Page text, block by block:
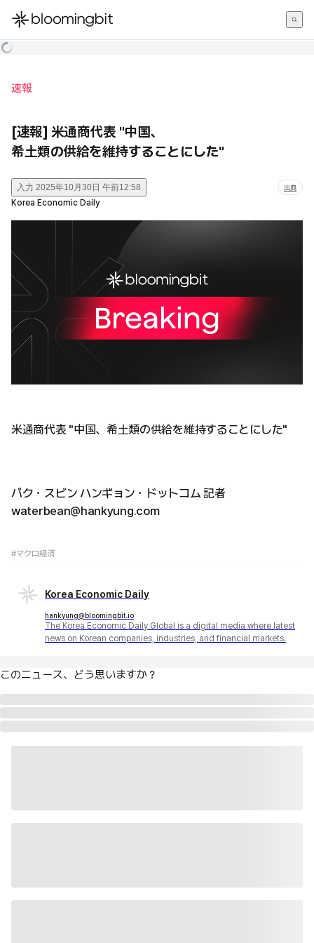
한국어
速報
[速報] 米通商代表 "中国、
希土類の供給を維持することにした"
入力 2025年10月30日 午前12:58 出典
Korea Economic Daily
米通商代表 "中国、希土類の供給を維持することにした"
パク・スビン ハンギョン・ドットコム 記者
waterbean@hankyung.com
#マクロ経済
Korea Economic Daily
hankyung@bloomingbit.io
The Korea Economic Daily Global is a digital media where latest
news on Korean companies, industries, and financial markets.
このニュース、どう思いますか？